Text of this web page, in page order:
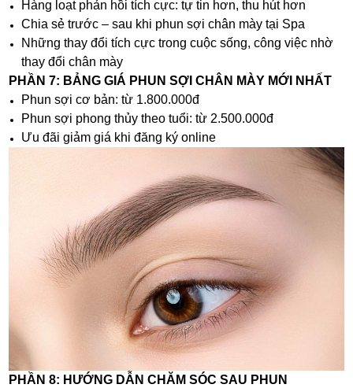
Hàng loạt phản hồi tích cực: tự tin hơn, thu hút hơn
Chia sẻ trước – sau khi phun sợi chân mày tại Spa
Những thay đổi tích cực trong cuộc sống, công việc nhờ
thay đổi chân mày
PHẦN 7: BẢNG GIÁ PHUN SỢI CHÂN MÀY MỚI NHẤT
Phun sợi cơ bản: từ 1.800.000đ
Phun sợi phong thủy theo tuổi: từ 2.500.000đ
Ưu đãi giảm giá khi đăng ký online
PHẦN 8: HƯỚNG DẪN CHĂM SÓC SAU PHUN